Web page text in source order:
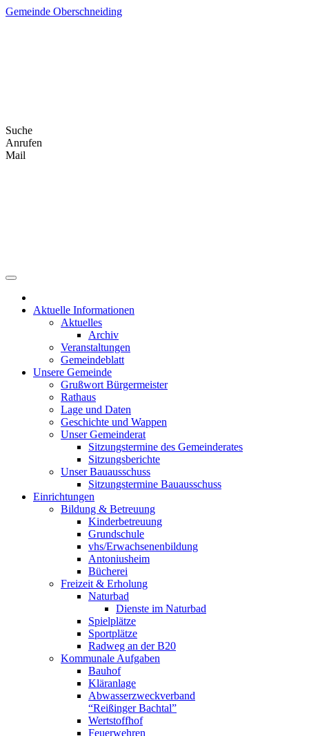
Skip
Gemeinde Oberschneiding
Suche
Anrufen
Mail
Aktuelle Informationen
Aktuelles
Archiv
Veranstaltungen
Gemeindeblatt
Unsere Gemeinde
Grußwort Bürgermeister
Rathaus
Lage und Daten
Geschichte und Wappen
Unser Gemeinderat
Sitzungstermine des Gemeinderates
Sitzungsberichte
Unser Bauausschuss
Sitzungstermine Bauausschuss
Einrichtungen
Bildung & Betreuung
Kinderbetreuung
Grundschule
vhs/Erwachsenenbildung
Antoniusheim
Bücherei
Freizeit & Erholung
Naturbad
Dienste im Naturbad
Spielplätze
Sportplätze
Radweg an der B20
Kommunale Aufgaben
Bauhof
Kläranlage
Abwasserzweckverband
“Reißinger Bachtal”
Wertstoffhof
Feuerwehren